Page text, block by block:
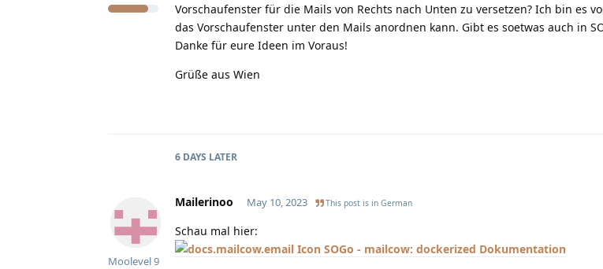
Vorschaufenster für die Mails von Rechts nach Unten zu versetzen? Ich bin es
das Vorschaufenster unter den Mails anordnen kann. Gibt es soetwas auch in
Danke für eure Ideen im Voraus!
Grüße aus Wien
6 DAYS LATER
Mailerinoo
Moolevel9
May 10, 2023 This post is in German
Schau mal hier:
SOGo - mailcow: dockerized Dokumentation